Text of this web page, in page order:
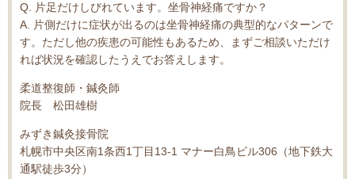
Q. 片足だけしびれています。坐骨神経痛ですか？
A. 片側だけに症状が出るのは坐骨神経痛の典型的なパターンで
す。ただし他の疾患の可能性もあるため、まずご相談いただけ
れば状況を確認したうえでお答えします。
柔道整復師・鍼灸師
院長 松田雄樹
みずき鍼灸接骨院
札幌市中央区南1条西1丁目13-1 マナー白鳥ビル306（地下鉄大
通駅徒歩3分）